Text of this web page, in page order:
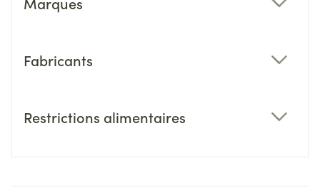
Fabricants
Restrictions alimentaires